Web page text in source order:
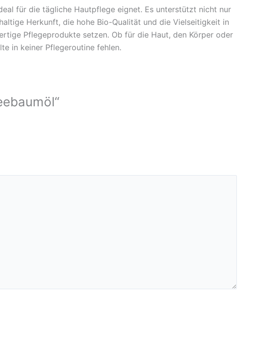
für die tägliche Hautpflege eignet. Es unterstützt nicht nur
Herkunft, die hohe Bio-Qualität und die Vielseitigkeit in
Pflegeprodukte setzen. Ob für die Haut, den Körper oder
in keiner Pflegeroutine fehlen.